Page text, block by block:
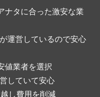
ナタに合った激安な業
運営しているので安心
値業者を選択
していて安心
し費用を削減